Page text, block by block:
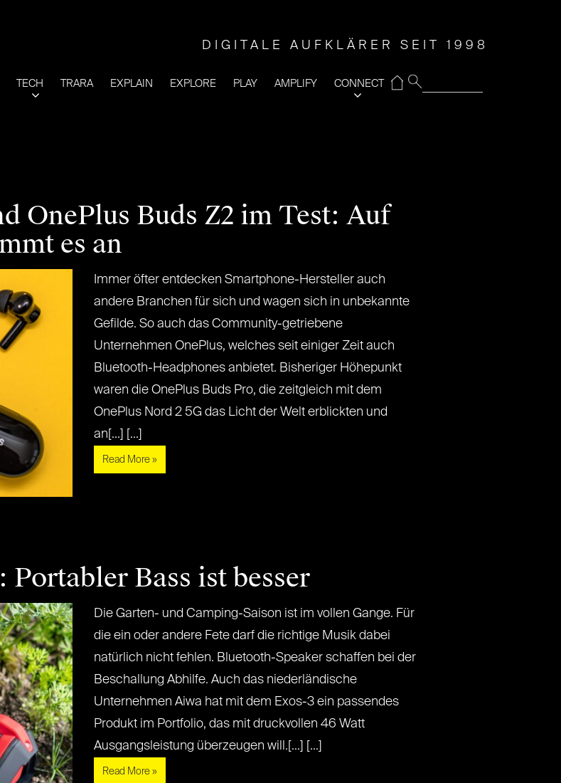
DIGITALE AUFKLÄRER SEIT 1998
TECH TRARA EXPLAIN EXPLORE PLAY AMPLIFY CONNECT
⌂
OnePlus Buds Z2 im Test: Auf
es an
Immer öfter entdecken Smartphone-Hersteller auch
andere Branchen für sich und wagen sich in unbekannte
Gefilde. So auch das Community-getriebene
Unternehmen OnePlus, welches seit einiger Zeit auch
Bluetooth-Headphones anbietet. Bisheriger Höhepunkt
waren die OnePlus Buds Pro, die zeitgleich mit dem
OnePlus Nord 2 5G das Licht der Welt erblickten und
an[...] [...]
Read More »
Bass ist besser
Die Garten- und Camping-Saison ist im vollen Gange. Für
die ein oder andere Fete darf die richtige Musik dabei
natürlich nicht fehlen. Bluetooth-Speaker schaffen bei der
Beschallung Abhilfe. Auch das niederländische
Unternehmen Aiwa hat mit dem Exos-3 ein passendes
Produkt im Portfolio, das mit druckvollen 46 Watt
Ausgangsleistung überzeugen will.[...] [...]
Read More »